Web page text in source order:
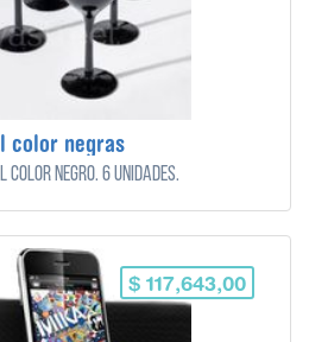
color negras
negro. 6 unidades.
$ 117,643,00